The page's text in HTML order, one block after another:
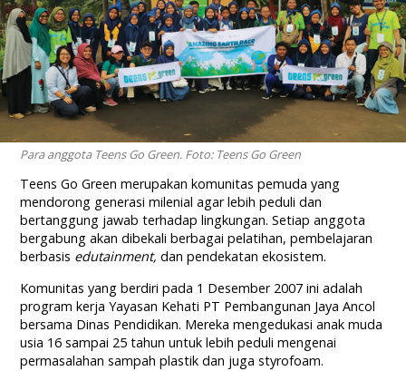
Para anggota Teens Go Green. Foto: Teens Go Green
Teens Go Green merupakan komunitas pemuda yang
mendorong generasi milenial agar lebih peduli dan
bertanggung jawab terhadap lingkungan. Setiap anggota
bergabung akan dibekali berbagai pelatihan, pembelajaran
berbasis edutainment,dan pendekatan ekosistem.
Komunitas yang berdiri pada 1 Desember 2007 ini adalah
program kerja Yayasan Kehati PT Pembangunan Jaya Ancol
bersama Dinas Pendidikan. Mereka mengedukasi anak muda
usia 16 sampai 25 tahun untuk lebih peduli mengenai
permasalahan sampah plastik dan juga styrofoam.